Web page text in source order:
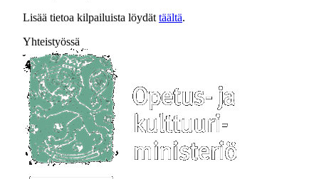
Lisää tietoa kilpailuista löydät täältä.
Yhteistyössä